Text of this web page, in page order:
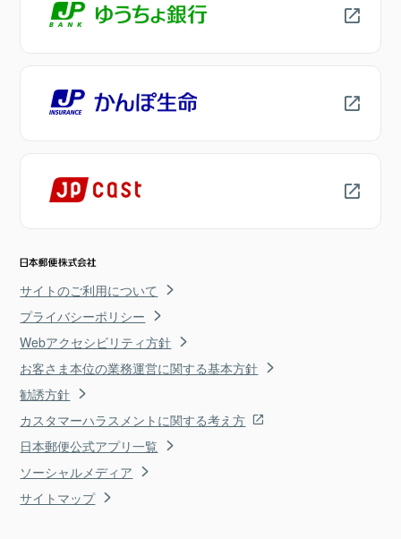
サイトのご利用について
プライバシーポリシー
Webアクセシビリティ方針
お客さま本位の業務運営に関する基本方針
勧誘方針
カスタマーハラスメントに関する考え方
日本郵便公式アプリ一覧
ソーシャルメディア
サイトマップ